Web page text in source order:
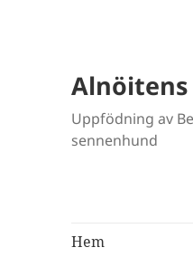
Alnöitens
Uppfödning av
sennenhund
Hem